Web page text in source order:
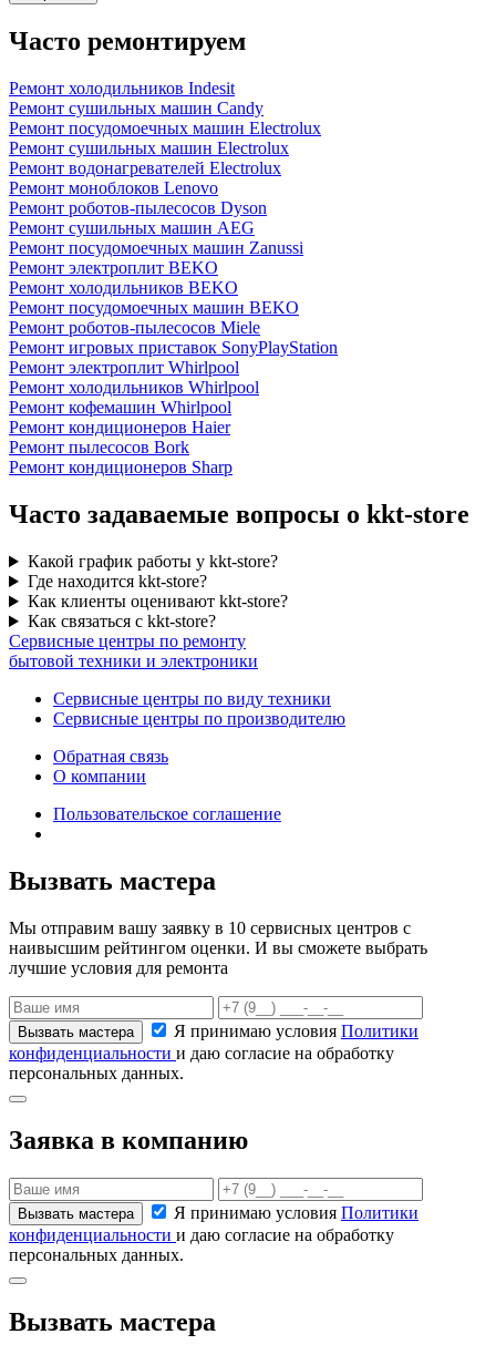
Часто ремонтируем
Ремонт холодильников Indesit
Ремонт сушильных машин Candy
Ремонт посудомоечных машин Electrolux
Ремонт сушильных машин Electrolux
Ремонт водонагревателей Electrolux
Ремонт моноблоков Lenovo
Ремонт роботов-пылесосов Dyson
Ремонт сушильных машин AEG
Ремонт посудомоечных машин Zanussi
Ремонт электроплит BEKO
Ремонт холодильников BEKO
Ремонт посудомоечных машин BEKO
Ремонт роботов-пылесосов Miele
Ремонт игровых приставок SonyPlayStation
Ремонт электроплит Whirlpool
Ремонт холодильников Whirlpool
Ремонт кофемашин Whirlpool
Ремонт кондиционеров Haier
Ремонт пылесосов Bork
Ремонт кондиционеров Sharp
Часто задаваемые вопросы о kkt-store
Какой график работы у kkt-store?
Где находится kkt-store?
Как клиенты оценивают kkt-store?
Как связаться с kkt-store?
Сервисные центры по ремонту
бытовой техники и электроники
Сервисные центры по виду техники
Сервисные центры по производителю
Обратная связь
О компании
Пользовательское соглашение
Вызвать мастера
Мы отправим вашу заявку в 10 сервисных центров с
наивысшим рейтингом оценки. И вы сможете выбрать
лучшие условия для ремонта
Я принимаю условия Политики
конфиденциальности и даю согласие на обработку
персональных данных.
Заявка в компанию
Я принимаю условия Политики
конфиденциальности и даю согласие на обработку
персональных данных.
Вызвать мастера